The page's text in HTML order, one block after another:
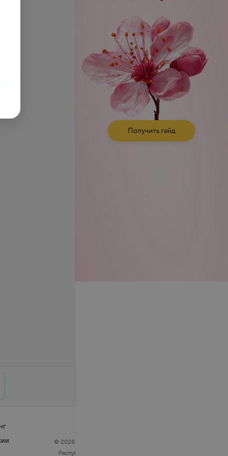
© 2026 ООО «Артокс Лаб», УНП 191700409
Республика Беларусь, г. Минск, улица Толбухина, 2,